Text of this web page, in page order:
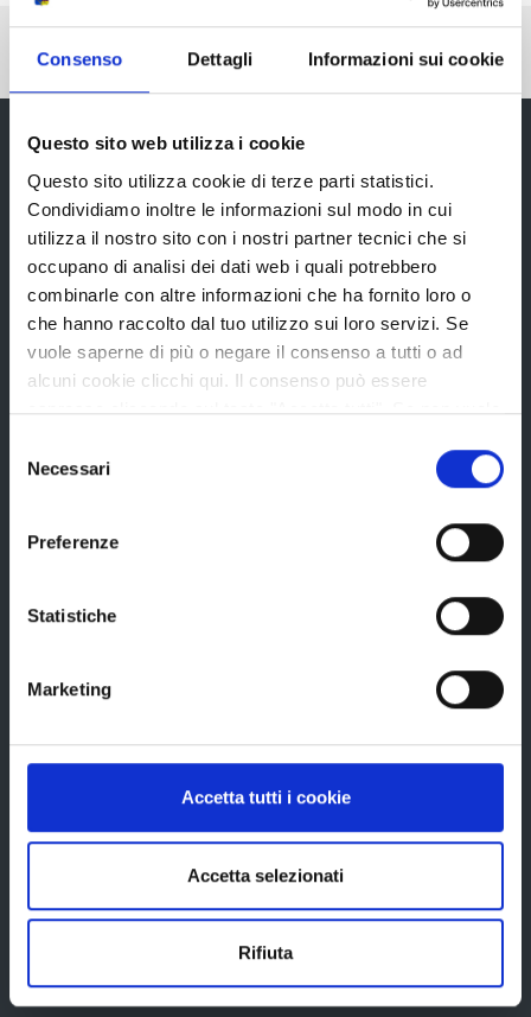
Consenso Dettagli Informazioni sui cookie
Questo sito web utilizza i cookie
Questo sito utilizza cookie di terze parti statistici.
Condividiamo inoltre le informazioni sul modo in cui
utilizza il nostro sito con i nostri partner tecnici che si
occupano di analisi dei dati web i quali potrebbero
combinarle con altre informazioni che ha fornito loro o
che hanno raccolto dal tuo utilizzo sui loro servizi. Se
vuole saperne di più o negare il consenso a tutti o ad
alcuni cookie clicchi qui. Il consenso può essere
espresso cliccando sul tasto "Accetta tutti". Se non vuole
tasto "Rifiuta".
delNecessari
Preferenze
Statistiche
Marketing
Accetta tutti i cookie
Accetta selezionati
Rifiuta
Ultima modifica: 05 Dicembre 2023
Provincia di Reggio Emilia
La Provincia
Statuto e Regolamenti
Elezioni
Avvisi pubblici
In scadenza